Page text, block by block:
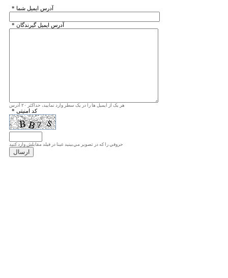
* آدرس ايميل شما
* آدرس ايميل گيرندگان
هر یک از ایمیل ها را در یک سطر وارد نمایید، حداکثر ۲۰ آدرس
* کد امنیتی
حروفي را كه در تصوير مي‌بينيد عينا در فيلد مقابلش وارد كنيد